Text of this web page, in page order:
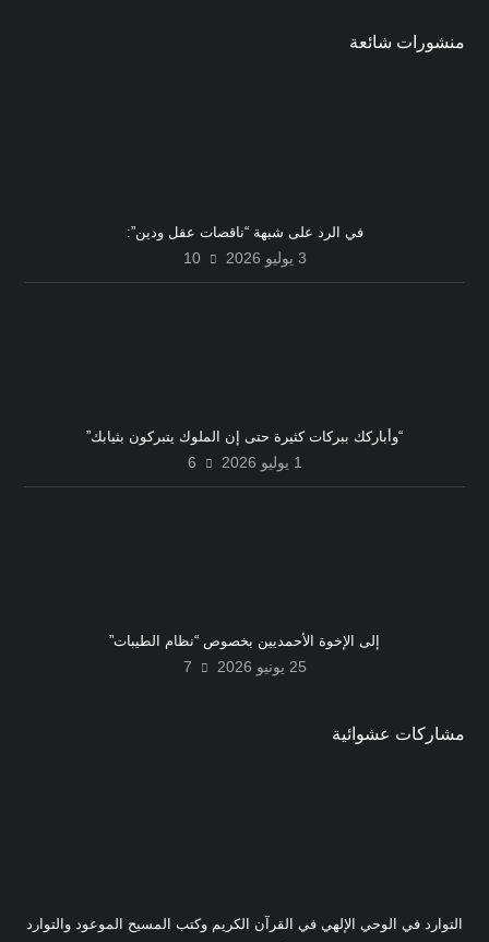
منشورات شائعة
في الرد على شبهة “ناقصات عقل ودين”:
3 يوليو 2026 10
“وأباركك ببركات كثيرة حتى إن الملوك يتبركون بثيابك”
1 يوليو 2026 6
إلى الإخوة الأحمديين بخصوص “نظام الطيبات”
25 يونيو 2026 7
مشاركات عشوائية
التوارد في الوحي الإلهي في القرآن الكريم وكتب المسيح الموعود والتوارد